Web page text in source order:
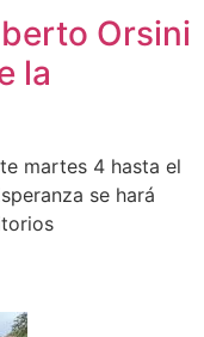
Orsini
la
martes 4 hasta el
se hará